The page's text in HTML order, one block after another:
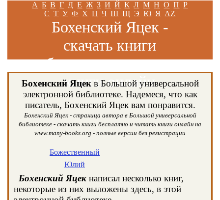
А Б В Г Д Е Ж З И Й К Л М Н О П Р
С Т У Ф Х Ц Ч Ш Щ Э Ю Я AZ
Бохенский Яцек -
скачать книги
бесплатно и читать
книги онлайн
Бохенский Яцекв Большой универсальной
электронной библиотеке. Надемеся, что как
писатель, Бохенский Яцек вам понравится.
Бохенский Яцек - страница автора в Большой универсальной
библиотеке - скачать книги бесплатно и читать книги онлайн на
www.many-books.org - полные версии без регистрации
Божественный
Юлий
Бохенский Яцек написал несколько книг,
некоторые из них выложены здесь, в этой